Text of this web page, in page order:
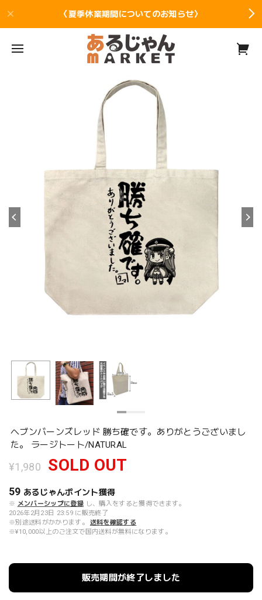
〈夏季休業期間についてのお知らせ〉
ヘブンバーンズレッド 勝ち確です。ありがとうございまし
た。 ラージトート/NATURAL
¥1,980 SOLD OUT
59 あるじゃんポイント獲得
※ メンバーシップに登録 し、購入をすると獲得できます。
2026年2月23日 23:59 に販売終了
※別途送料がかかります。
送料を確認する
※¥10,000以上のご注文で国内送料が無料になります。
販売期間が終了しました